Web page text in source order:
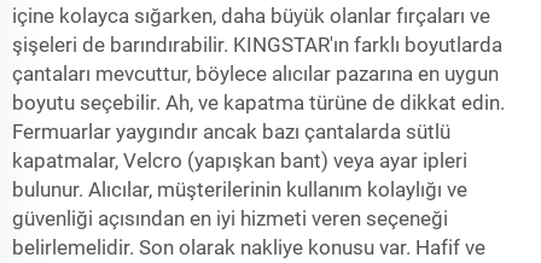
içine kolayca sığarken, daha büyük olanlar fırçaları ve
şişeleri de barındırabilir. KINGSTAR'ın farklı boyutlarda
çantaları mevcuttur, böylece alıcılar pazarına en uygun
boyutu seçebilir. Ah, ve kapatma türüne de dikkat edin.
Fermuarlar yaygındır ancak bazı çantalarda sütlü
kapatmalar, Velcro (yapışkan bant) veya ayar ipleri
bulunur. Alıcılar, müşterilerinin kullanım kolaylığı ve
güvenliği açısından en iyi hizmeti veren seçeneği
belirlemelidir. Son olarak nakliye konusu var. Hafif ve